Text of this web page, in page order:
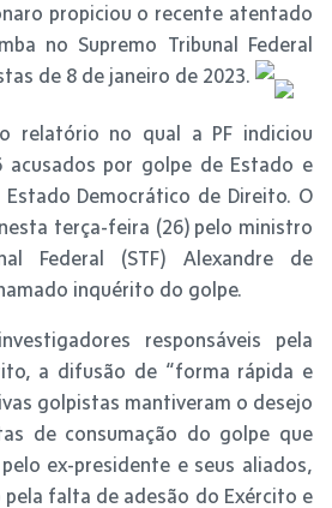
propiciou o recente atentado
no Supremo Tribunal Federal
de 8 de janeiro de 2023.
relatório no qual a PF indiciou
acusados por golpe de Estado e
Democrático de Direito. O
terça-feira (26) pelo ministro
Federal (STF) Alexandre de
inquérito do golpe.
responsáveis pela
a difusão de “forma rápida e
golpistas mantiveram o desejo
de consumação do golpe que
ex-presidente e seus aliados,
falta de adesão do Exército e